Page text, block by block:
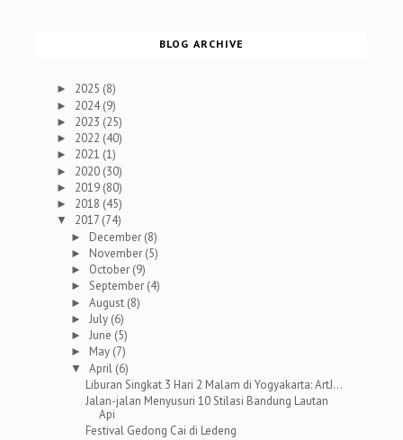
BLOG ARCHIVE
► 2025 (8)
► 2024(9)
► 2023 (25)
► 2022 (40)
► 2021 (1)
► 2020 (30)
► 2019 (80)
► 2018 (45)
▼ 2017 (74)
► December (8)
► November (5)
► October (9)
►September (4)
►August (8)
► July (6)
►June (5)
► May (7)
▼April (6)
Liburan Singkat 3 Hari 2 Malam di Yogyakarta: ArtJ...
Jalan-jalan Menyusuri 10 Stilasi Bandung Lautan
Api
Festival Gedong Cai di Ledeng